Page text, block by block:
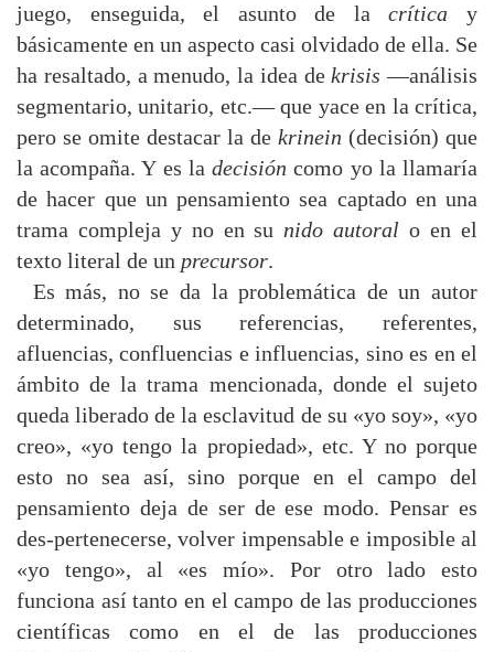
juego, enseguida, el asunto de lacrítica y
básicamente en un aspecto casi olvidado de ella. Se
ha resaltado, a menudo, la idea dekrisis —análisis
segmentario, unitario, etc.— que yace en la crítica,
pero se omite destacar la de krinein (decisión) que
la acompaña. Y es ladecisión como yo la llamaría
de hacer que un pensamiento sea captado en una
trama compleja y no en su nido autoral o en el
texto literal de un precursor.
Es más, no se da la problemática de un autor
determinado, sus referencias, referentes,
afluencias, confluencias e influencias, sino es en el
ámbito de la trama mencionada, donde el sujeto
queda liberado de la esclavitud de su «yo soy», «yo
creo», «yo tengo la propiedad», etc. Y no porque
esto no sea así, sino porque en el campo del
pensamiento deja de ser de ese modo. Pensar es
des-pertenecerse, volver impensable e imposible al
«yo tengo», al «es mío». Por otro lado esto
funciona así tanto en el campo de las producciones
científicas como en el de las producciones